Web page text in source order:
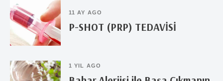
11 AY AGO
P-SHOT (PRP) TEDAVİSİ
1 YIL AGO